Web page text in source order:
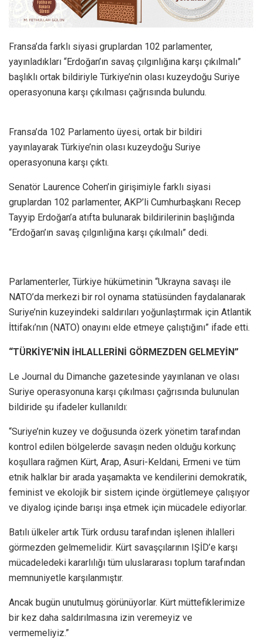
Fransa’da farklı siyasi gruplardan 102 parlamenter,
yayınladıkları “Erdoğan’ın savaş çılgınlığına karşı çıkılmalı”
başlıklı ortak bildiriyle Türkiye’nin olası kuzeydoğu Suriye
operasyonuna karşı çıkılması çağrısında bulundu.
Fransa’da 102 Parlamento üyesi, ortak bir bildiri
yayınlayarak Türkiye’nin olası kuzeydoğu Suriye
operasyonuna karşı çıktı.
Senatör Laurence Cohen’in girişimiyle farklı siyasi
gruplardan 102 parlamenter, AKP’li Cumhurbaşkanı Recep
Tayyip Erdoğan’a atıfta bulunarak bildirilerinin başlığında
“Erdoğan’ın savaş çılgınlığına karşı çıkılmalı” dedi.
Parlamenterler, Türkiye hükümetinin “Ukrayna savaşı ile
NATO’da merkezi bir rol oynama statüsünden faydalanarak
Suriye’nin kuzeyindeki saldırıları yoğunlaştırmak için Atlantik
İttifakı’nın (NATO) onayını elde etmeye çalıştığını” ifade etti.
“TÜRKİYE’NİN İHLALLERİNİ GÖRMEZDEN GELMEYİN”
Le Journal du Dimanche gazetesinde yayınlanan ve olası
Suriye operasyonuna karşı çıkılması çağrısında bulunulan
bildiride şu ifadeler kullanıldı:
“Suriye’nin kuzey ve doğusunda özerk yönetim tarafından
kontrol edilen bölgelerde savaşın neden olduğu korkunç
koşullara rağmen Kürt, Arap, Asuri-Keldani, Ermeni ve tüm
etnik halklar bir arada yaşamakta ve kendilerini demokratik,
feminist ve ekolojik bir sistem içinde örgütlemeye çalışıyor
ve diyalog içinde barışı inşa etmek için mücadele ediyorlar.
Batılı ülkeler artık Türk ordusu tarafından işlenen ihlalleri
görmezden gelmemelidir. Kürt savaşçılarının IŞİD’e karşı
mücadeledeki kararlılığı tüm uluslararası toplum tarafından
memnuniyetle karşılanmıştır.
Ancak bugün unutulmuş görünüyorlar. Kürt müttefiklerimize
bir kez daha saldırılmasına izin veremeyiz ve
vermemeliyiz.”